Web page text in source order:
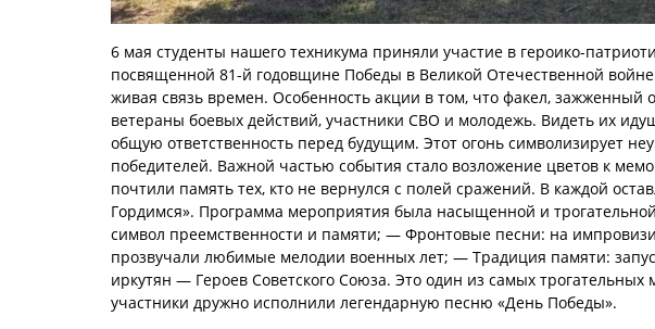
6 мая студенты нашего техникума приняли участие в героико-
посвященной 81-й годовщине Победы в Великой Отечественной
живая связь времен. Особенность акции в том, что факел, зажженный
ветераны боевых действий, участники СВО и молодежь. Видеть их
общую ответственность перед будущим. Этот огонь символизирует
победителей. Важной частью события стало возложение цветов к
почтили память тех, кто не вернулся с полей сражений. В каждой
Гордимся». Программа мероприятия была насыщенной и
символ преемственности и памяти; — Фронтовые песни: на
прозвучали любимые мелодии военных лет; — Традиция памяти:
иркутян — Героев Советского Союза. Это один из самых
участники дружно исполнили легендарную песню «День Победы».